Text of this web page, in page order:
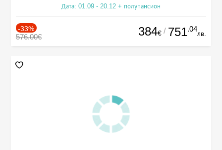
Дата: 01.09 - 20.12 + полупансион
-33%
576.00€ 384€ / 751.04
лв.